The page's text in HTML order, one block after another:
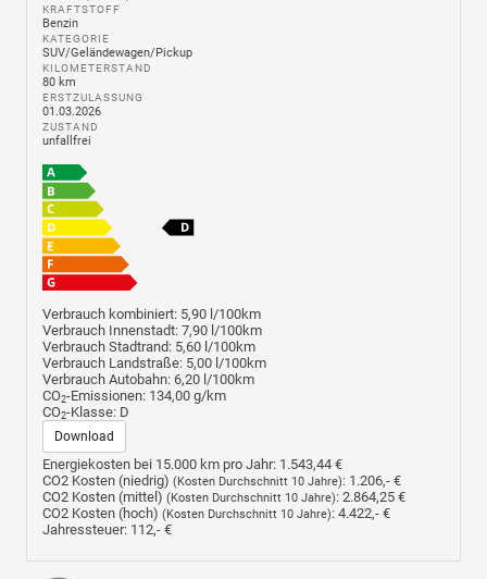
KRAFTSTOFF
Benzin
KATEGORIE
SUV/Geländewagen/Pickup
KILOMETERSTAND
80 km
ERSTZULASSUNG
01.03.2026
ZUSTAND
unfallfrei
Verbrauch kombiniert: 5,90 l/100km
Verbrauch Innenstadt: 7,90 l/100km
Verbrauch Stadtrand: 5,60 l/100km
Verbrauch Landstraße: 5,00 l/100km
Verbrauch Autobahn: 6,20 l/100km
CO2-Emissionen: 134,00 g/km
CO2-Klasse: D
Download
Energiekosten bei 15.000 km pro Jahr: 1.543,44 €
CO2 Kosten (niedrig) (Kosten Durchschnitt 10 Jahre): 1.206,- €
CO2 Kosten (mittel) (Kosten Durchschnitt 10 Jahre): 2.864,25 €
CO2 Kosten (hoch) (Kosten Durchschnitt 10 Jahre): 4.422,- €
Jahressteuer: 112,- €